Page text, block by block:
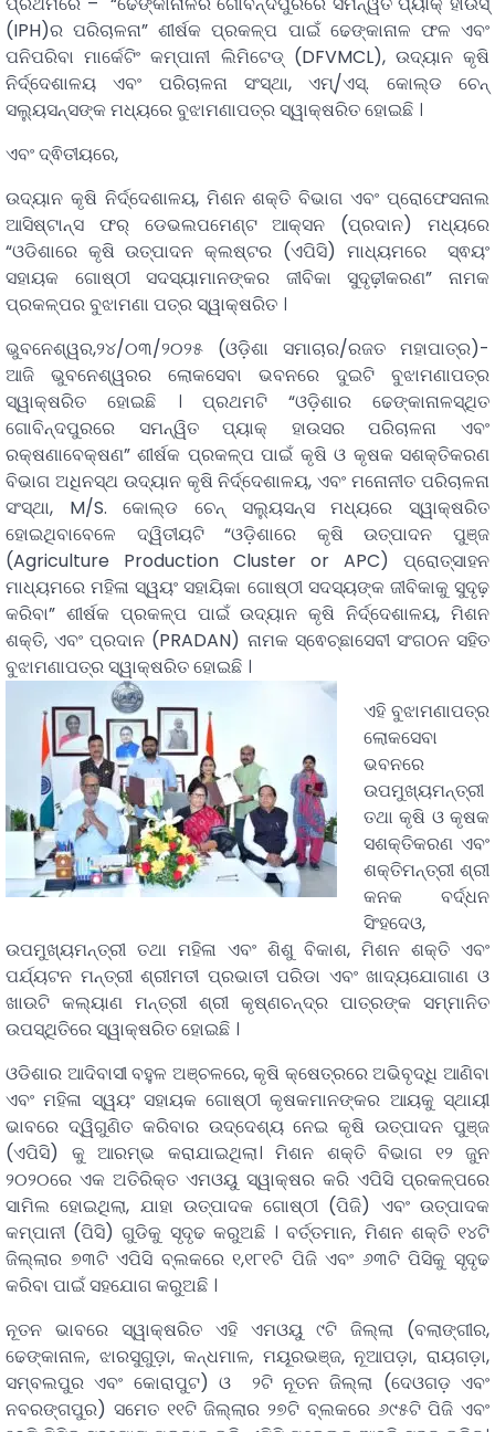
(IPH)ର ପରିଚାଳନା” ଶୀର୍ଷକ ପ୍ରକଳ୍ପ ପାଇଁ ଢେଙ୍କାନାଳ ଫଳ ଏବଂ
ପନିପରିବା ମାର୍କେଟିଂ କମ୍ପାନୀ ଲିମିଟେଡ୍ (DFVMCL), ଉଦ୍ୟାନ କୃଷି
ନିର୍ଦ୍ଦେଶାଳୟ ଏବଂ ପରିଚାଳନା ସଂସ୍ଥା, ଏମ୍/ଏସ୍. କୋଲ୍ଡ ଚେନ୍
ସଲ୍ୟୁସନ୍ସଙ୍କ ମଧ୍ୟରେ ବୁଝାମଣାପତ୍ର ସ୍ୱାକ୍ଷରିତ ହୋଇଛି ।
ଏବଂ ଦ୍ଵିତୀୟରେ,
ଉଦ୍ୟାନ କୃଷି ନିର୍ଦ୍ଦେଶାଳୟ, ମିଶନ ଶକ୍ତି ବିଭାଗ ଏବଂ ପ୍ରୋଫେସନାଲ
ଆସିଷ୍ଟାନ୍ସ ଫର୍ ଡେଭଲପମେଣ୍ଟ ଆକ୍ସନ (ପ୍ରଦାନ) ମଧ୍ୟରେ
“ଓଡିଶାରେ କୃଷି ଉତ୍ପାଦନ କ୍ଲଷ୍ଟର (ଏପିସି) ମାଧ୍ୟମରେ ସ୍ଵୟଂ
ସହାୟକ ଗୋଷ୍ଠୀ ସଦସ୍ୟାମାନଙ୍କର ଜୀବିକା ସୁଦୃଢ଼ୀକରଣ” ନାମକ
ପ୍ରକଳ୍ପର ବୁଝାମଣା ପତ୍ର ସ୍ୱାକ୍ଷରିତ ।
ଭୁବନେଶ୍ୱର,୨୪/୦୩/୨୦୨୫ (ଓଡ଼ିଶା ସମାଚାର/ରଜତ ମହାପାତ୍ର)-
ଆଜି ଭୁବନେଶ୍ୱରର ଲୋକସେବା ଭବନରେ ଦୁଇଟି ବୁଝାମଣାପତ୍ର
ସ୍ୱାକ୍ଷରିତ ହୋଇଛି । ପ୍ରଥମଟି “ଓଡ଼ିଶାର ଢେଙ୍କାନାଳସ୍ଥିତ
ଗୋବିନ୍ଦପୁରରେ ସମନ୍ୱିତ ପ୍ୟାକ୍ ହାଉସର ପରିଚାଳନା ଏବଂ
ରକ୍ଷଣାବେକ୍ଷଣ” ଶୀର୍ଷକ ପ୍ରକଳ୍ପ ପାଇଁ କୃଷି ଓ କୃଷକ ସଶକ୍ତିକରଣ
ବିଭାଗ ଅଧିନସ୍ଥ ଉଦ୍ୟାନ କୃଷି ନିର୍ଦ୍ଦେଶାଳୟ, ଏବଂ ମନୋନୀତ ପରିଚାଳନା
ସଂସ୍ଥା, M/S. କୋଲ୍ଡ ଚେନ୍ ସଲ୍ୟୁସନ୍ସ ମଧ୍ୟରେ ସ୍ୱାକ୍ଷରିତ
ହୋଇଥିବାବେଳେ ଦ୍ୱିତୀୟଟି “ଓଡ଼ିଶାରେ କୃଷି ଉତ୍ପାଦନ ପୁଞ୍ଜ
(Agriculture Production Cluster or APC) ପ୍ରୋତ୍ସାହନ
ମାଧ୍ୟମରେ ମହିଳା ସ୍ୱୟଂ ସହାୟିକା ଗୋଷ୍ଠୀ ସଦସ୍ୟଙ୍କ ଜୀବିକାକୁ ସୁଦୃଢ଼
କରିବା” ଶୀର୍ଷକ ପ୍ରକଳ୍ପ ପାଇଁ ଉଦ୍ୟାନ କୃଷି ନିର୍ଦ୍ଦେଶାଳୟ, ମିଶନ
ଶକ୍ତି, ଏବଂ ପ୍ରଦାନ (PRADAN) ନାମକ ସ୍ଵେଚ୍ଛାସେବୀ ସଂଗଠନ ସହିତ
ବୁଝାମଣାପତ୍ର ସ୍ୱାକ୍ଷରିତ ହୋଇଛି ।
ଏହି ବୁଝାମଣାପତ୍ର
ଲୋକସେବା
ଭବନରେ
ଉପମୁଖ୍ୟମନ୍ତ୍ରୀ
ତଥା କୃଷି ଓ କୃଷକ
ସଶକ୍ତିକରଣ ଏବଂ
ଶକ୍ତିମନ୍ତ୍ରୀ ଶ୍ରୀ
କନକ ବର୍ଦ୍ଧନ
ସିଂହଦେଓ,
ଉପମୁଖ୍ୟମନ୍ତ୍ରୀ ତଥା ମହିଳା ଏବଂ ଶିଶୁ ବିକାଶ, ମିଶନ ଶକ୍ତି ଏବଂ
ପର୍ଯ୍ୟଟନ ମନ୍ତ୍ରୀ ଶ୍ରୀମତୀ ପ୍ରଭାତୀ ପରିଡା ଏବଂ ଖାଦ୍ୟଯୋଗାଣ ଓ
ଖାଉଟି କଲ୍ୟାଣ ମନ୍ତ୍ରୀ ଶ୍ରୀ କୃଷ୍ଣଚନ୍ଦ୍ର ପାତ୍ରଙ୍କ ସମ୍ମାନିତ
ଉପସ୍ଥିତିରେ ସ୍ୱାକ୍ଷରିତ ହୋଇଛି ।
ଓଡିଶାର ଆଦିବାସୀ ବହୁଳ ଅଞ୍ଚଳରେ, କୃଷି କ୍ଷେତ୍ରରେ ଅଭିବୃଦ୍ଧି ଆଣିବା
ଏବଂ ମହିଳା ସ୍ୱୟଂ ସହାୟକ ଗୋଷ୍ଠୀ କୃଷକମାନଙ୍କର ଆୟକୁ ସ୍ଥାୟୀ
ଭାବରେ ଦ୍ୱିଗୁଣିତ କରିବାର ଉଦ୍ଦେଶ୍ୟ ନେଇ କୃଷି ଉତ୍ପାଦନ ପୁଞ୍ଜ
(ଏପିସି) କୁ ଆରମ୍ଭ କରାଯାଇଥିଲା। ମିଶନ ଶକ୍ତି ବିଭାଗ ୧୨ ଜୁନ
୨୦୨୦ରେ ଏକ ଅତିରିକ୍ତ ଏମଓୟୁ ସ୍ୱାକ୍ଷର କରି ଏପିସି ପ୍ରକଳ୍ପରେ
ସାମିଲ ହୋଇଥିଲା, ଯାହା ଉତ୍ପାଦକ ଗୋଷ୍ଠୀ (ପିଜି) ଏବଂ ଉତ୍ପାଦକ
କମ୍ପାନୀ (ପିସି) ଗୁଡିକୁ ସୃଦୃଢ କରୁଅଛି । ବର୍ତ୍ତମାନ, ମିଶନ ଶକ୍ତି ୧୪ଟି
ଜିଲ୍ଲାର ୭୩ଟି ଏପିସି ବ୍ଲକରେ ୧,୧୮୧ଟି ପିଜି ଏବଂ ୬୩ଟି ପିସିକୁ ସୃଦୃଢ
କରିବା ପାଇଁ ସହଯୋଗ କରୁଅଛି ।
ନୂତନ ଭାବରେ ସ୍ୱାକ୍ଷରିତ ଏହି ଏମଓୟୁ ୯ଟି ଜିଲ୍ଲା (ବଲାଙ୍ଗୀର,
ଢେଙ୍କାନାଳ, ଝାରସୁଗୁଡ଼ା, କନ୍ଧମାଳ, ମୟୂରଭଞ୍ଜ, ନୂଆପଡ଼ା, ରାୟଗଡ଼ା,
ସମ୍ବଲପୁର ଏବଂ କୋରାପୁଟ) ଓ ୨ଟି ନୂତନ ଜିଲ୍ଲା (ଦେଓଗଡ଼ ଏବଂ
ନବରଙ୍ଗପୁର) ସମେତ ୧୧ଟି ଜିଲ୍ଲାର ୨୭ଟି ବ୍ଲକରେ ୬୯୫ଟି ପିଜି ଏବଂ